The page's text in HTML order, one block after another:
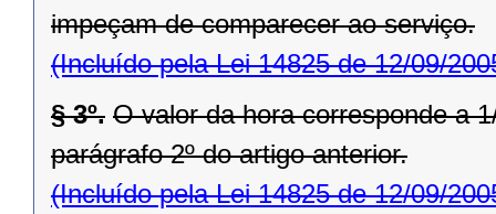
impeçam de comparecer ao serviço.
(Incluído pela Lei 14825 de 12/09/
§ 3º. O valor da hora corresponde a
parágrafo 2º do artigo anterior.
(Incluído pela Lei 14825 de 12/09/